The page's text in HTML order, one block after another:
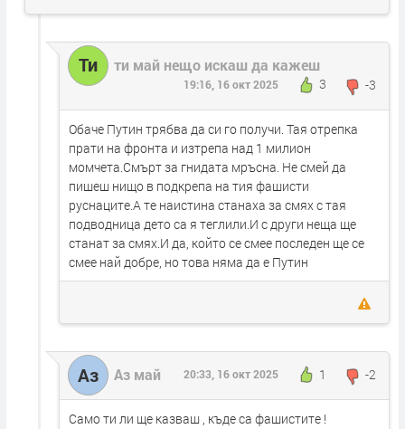
Ти ти май нещо искаш да кажеш
3 -3
19:16, 16 окт 2025
Обаче Путин трябва да си го получи. Тая отрепка
прати на фронта и изтрепа над 1 милион
момчета.Смърт за гнидата мръсна. Не смей да
пишеш нищо в подкрепа на тия фашисти
руснаците.А те наистина станаха за смях с тая
подводница дето са я теглили.И с други неща ще
станат за смях.И да, който се смее последен ще се
смее най добре, но това няма да е Путин
Аз Аз май 1 -2
20:33, 16 окт 2025
Само ти ли ще казваш , къде са фашистите !